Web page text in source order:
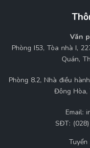
Văn
Phòng I53, Tòa nhà I,
Quán,
Phòng 8.2, Nhà điều
Đông Hòa,
Email:
SĐT:
Tuyển